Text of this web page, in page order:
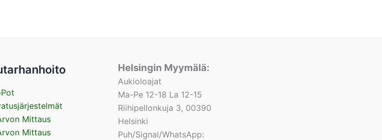
Mittaus
Mittaus
Helsingin Myymälä:
Aukioloajat
Ma-Pe 12-18 La 12-15
Riihipellonkuja 3, 00390
Helsinki
Puh/Signal/WhatsApp: